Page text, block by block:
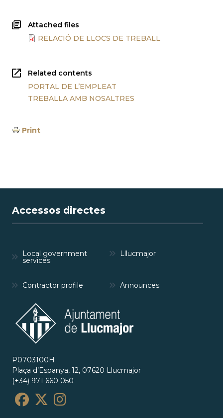
Attached files
RELACIÓ DE LLOCS DE TREBALL
Related contents
PORTAL DE L’EMPLEAT
TREBALLA AMB NOSALTRES
Print
Accessos directes
Local government
services
Lllucmajor
Contractor profile Announces
P0703100H
Plaça d’Espanya, 12, 07620 Llucmajor
(+34) 971 660 050